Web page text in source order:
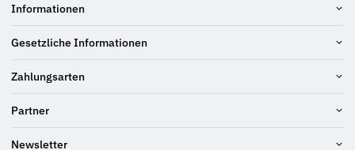
Informationen
Gesetzliche Informationen
Zahlungsarten
Partner
Newsletter